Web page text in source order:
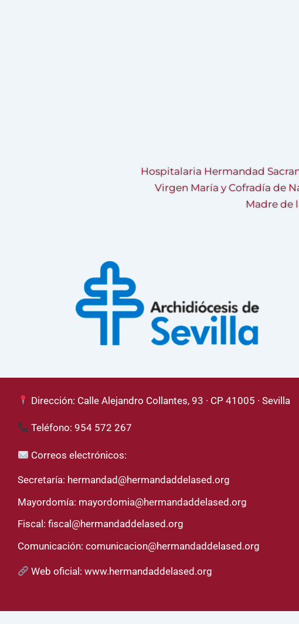
Hospitalaria Hermandad
Virgen María y Cofradía de
Madre de
Dirección: Calle Alejandro Collantes, 93 · CP 41005 · Sevilla
Teléfono: 954 572 267
Correos electrónicos:
Secretaría: hermandad@hermandaddelased.org
Mayordomía: mayordomia@hermandaddelased.org
Fiscal: fiscal@hermandaddelased.org
Comunicación: comunicacion@hermandaddelased.org
Web oficial:www.hermandaddelased.org